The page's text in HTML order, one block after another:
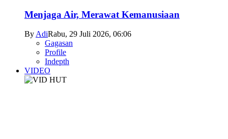
Menjaga Air, Merawat Kemanusiaan
ByAdiRabu, 29 Juli 2026, 06:06
Gagasan
Profile
Indepth
VIDEO